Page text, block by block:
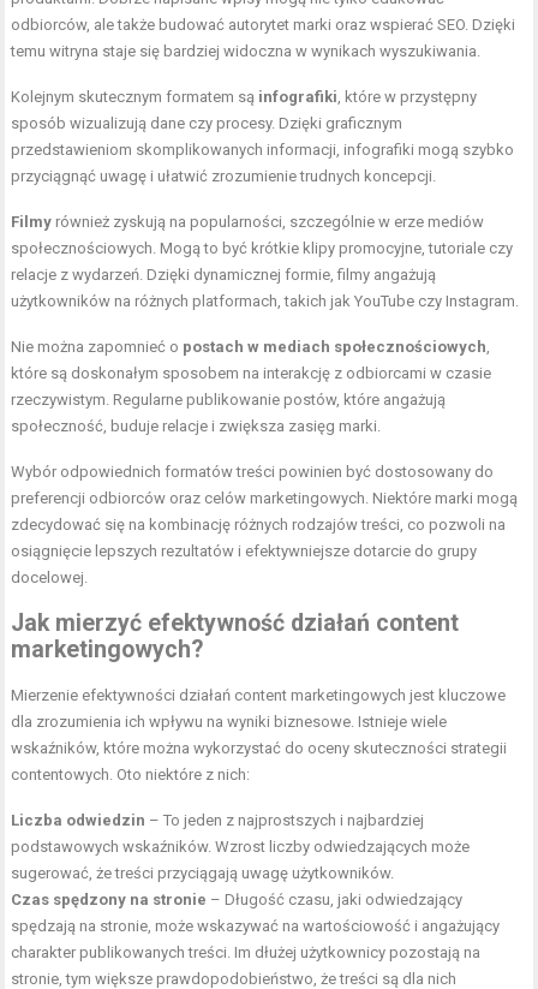
odbiorców, ale także budować autorytet marki oraz wspierać SEO. Dzięki
temu witryna staje się bardziej widoczna w wynikach wyszukiwania.
Kolejnym skutecznym formatem są infografiki , które w przystępny
sposób wizualizują dane czy procesy. Dzięki graficznym
przedstawieniom skomplikowanych informacji, infografiki mogą szybko
przyciągnąć uwagę i ułatwić zrozumienie trudnych koncepcji.
Filmy również zyskują na popularności, szczególnie w erze mediów
społecznościowych. Mogą to być krótkie klipy promocyjne, tutoriale czy
relacje z wydarzeń. Dzięki dynamicznej formie, filmy angażują
użytkowników na różnych platformach, takich jak YouTube czy Instagram.
Nie można zapomnieć o postach w mediach społecznościowych
które są doskonałym sposobem na interakcję z odbiorcami w czasie
rzeczywistym. Regularne publikowanie postów, które angażują
społeczność, buduje relacje i zwiększa zasięg marki.
Wybór odpowiednich formatów treści powinien być dostosowany do
preferencji odbiorców oraz celów marketingowych. Niektóre marki mogą
zdecydować się na kombinację różnych rodzajów treści, co pozwoli na
osiągnięcie lepszych rezultatów i efektywniejsze dotarcie do grupy
docelowej.
Jak mierzyć efektywność działań content
marketingowych?
Mierzenie efektywności działań content marketingowych jest kluczowe
dla zrozumienia ich wpływu na wyniki biznesowe. Istnieje wiele
wskaźników, które można wykorzystać do oceny skuteczności strategii
contentowych. Oto niektóre z nich:
Liczba odwiedzin – To jeden z najprostszych i najbardziej
podstawowych wskaźników. Wzrost liczby odwiedzających może
sugerować, że treści przyciągają uwagę użytkowników.
Czas spędzony na stronie – Długość czasu, jaki odwiedzający
spędzają na stronie, może wskazywać na wartościowość i angażujący
charakter publikowanych treści. Im dłużej użytkownicy pozostają na
stronie, tym większe prawdopodobieństwo, że treści są dla nich